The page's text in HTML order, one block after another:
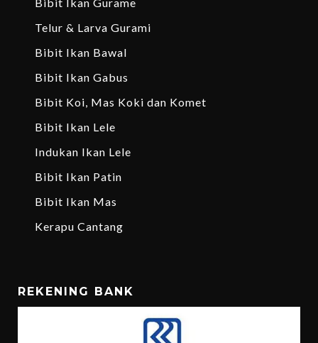
Telur & Larva Gurami
Bibit Ikan Bawal
Bibit Ikan Gabus
Bibit Koi, Mas Koki dan Komet
Bibit Ikan Lele
Indukan Ikan Lele
Bibit Ikan Patin
Bibit Ikan Mas
Kerapu Cantang
REKENING BANK